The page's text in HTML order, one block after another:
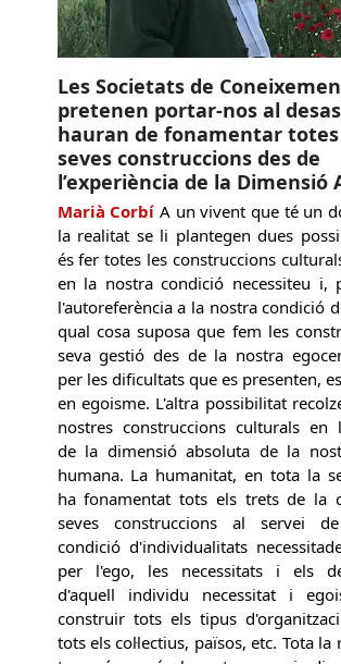
Les Societats de
pretenen portar-nos al
hauran de fonamentar totes
seves construccions des de
l’experiència de la Dimensió
Marià Corbí A un vivent que té un
la realitat se li plantegen dues
és fer totes les construccions
en la nostra condició necessiteu i,
l'autoreferència a la nostra condició
qual cosa suposa que fem les
seva gestió des de la nostra
per les dificultats que es presenten,
en egoisme. L'altra possibilitat
nostres construccions culturals en
de la dimensió absoluta de la
humana. La humanitat, en tota la
ha fonamentat tots els trets de la
seves construccions al servei
condició d'individualitats
per l'ego, les necessitats i els
d'aquell individu necessitat i
construir tots els tipus
tots els col·lectius, països, etc. Tota